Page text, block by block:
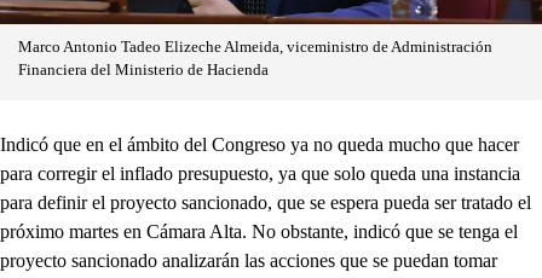
Marco Antonio Tadeo Elizeche Almeida, viceministro de Administración
Financiera del Ministerio de Hacienda
Indicó que en el ámbito del Congreso ya no queda mucho que hacer
para corregir el inflado presupuesto, ya que solo queda una instancia
para definir el proyecto sancionado, que se espera pueda ser tratado el
próximo martes en Cámara Alta. No obstante, indicó que se tenga el
proyecto sancionado analizarán las acciones que se puedan tomar